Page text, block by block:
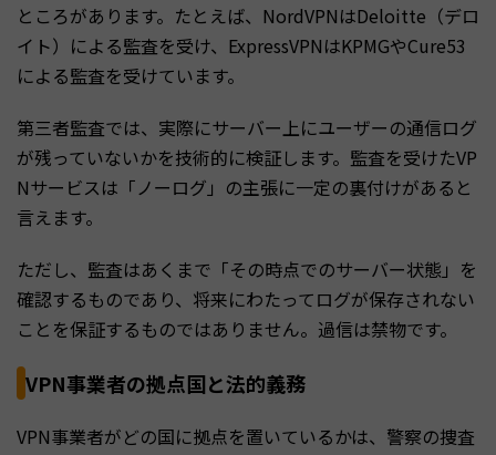
ところがあります。たとえば、NordVPNはDeloitte（デロ
イト）による監査を受け、ExpressVPNはKPMGやCure53
による監査を受けています。
第三者監査では、実際にサーバー上にユーザーの通信ログ
が残っていないかを技術的に検証します。監査を受けたVP
Nサービスは「ノーログ」の主張に一定の裏付けがあると
言えます。
ただし、監査はあくまで「その時点でのサーバー状態」を
確認するものであり、将来にわたってログが保存されない
ことを保証するものではありません。過信は禁物です。
VPN事業者の拠点国と法的義務
VPN事業者がどの国に拠点を置いているかは、警察の捜査